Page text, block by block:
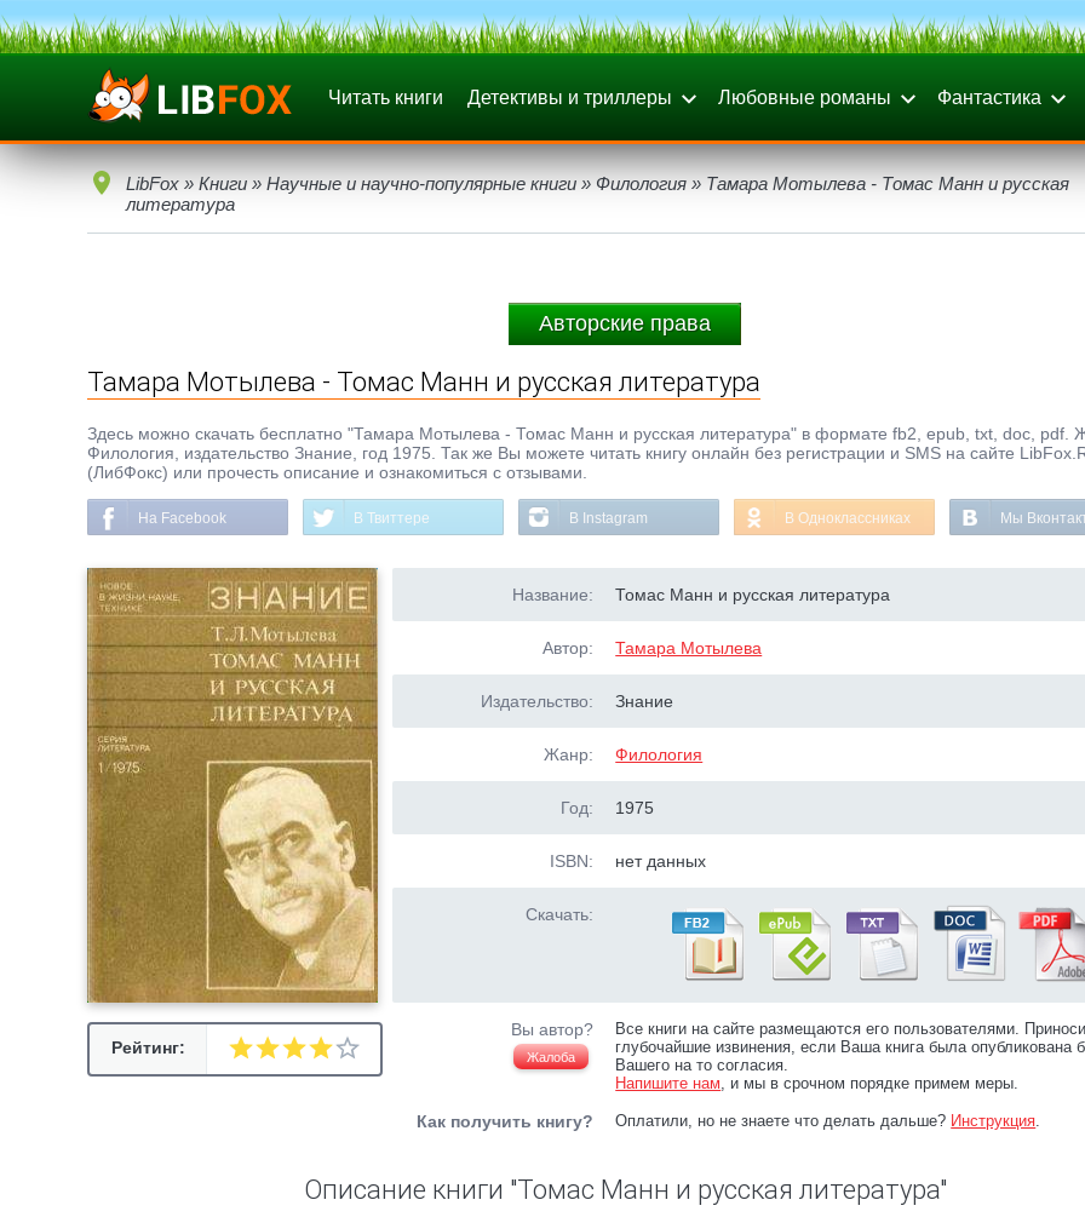
Читать книги Детективы и триллеры Любовные романы Фантастика
LibFox » Книги » Научные и научно-популярные книги » Филология » Тамара Мотылева - Томас Манн и русская
литература
Авторские права
Тамара Мотылева - Томас Манн и русская литература
Здесь можно скачать бесплатно "Тамара Мотылева - Томас Манн и русская литература" в формате fb2, epub, txt, doc, pdf.
Филология, издательство Знание, год 1975. Так же Вы можете читать книгу онлайн без регистрации и SMS на сайте
(ЛибФокс) или прочесть описание и ознакомиться с отзывами.
На Facebook В Твиттере В Instagram В Одноклассниках Мы
Рейтинг:
Название: Томас Манн и русская литература
Автор: Тамара Мотылева
Издательство: Знание
Жанр: Филология
Год: 1975
ISBN: нет данных
Скачать:
Вы автор?
Жалоба
Все книги на сайте размещаются его пользователями.
глубочайшие извинения, если Ваша книга была опубликована
Вашего на то согласия.
Напишите нам, и мы в срочном порядке примем меры.
Как получить книгу? Оплатили, но не знаете что делать дальше? Инструкция.
Описание книги "Томас Манн и русская литература"